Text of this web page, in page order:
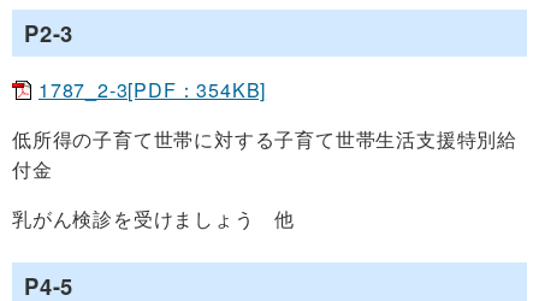
P2-3
1787_2-3[PDF：354KB]
低所得の子育て世帯に対する子育て世帯生活支援特別給
付金
乳がん検診を受けましょう 他
P4-5